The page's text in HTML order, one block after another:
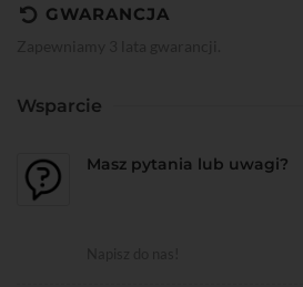
GWARANCJA
Wsparcie
Masz pytania lub uwagi?